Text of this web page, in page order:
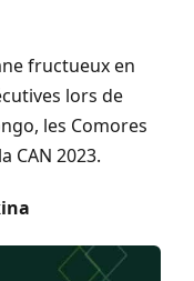
fructueux en
lors de
les Comores
CAN 2023.